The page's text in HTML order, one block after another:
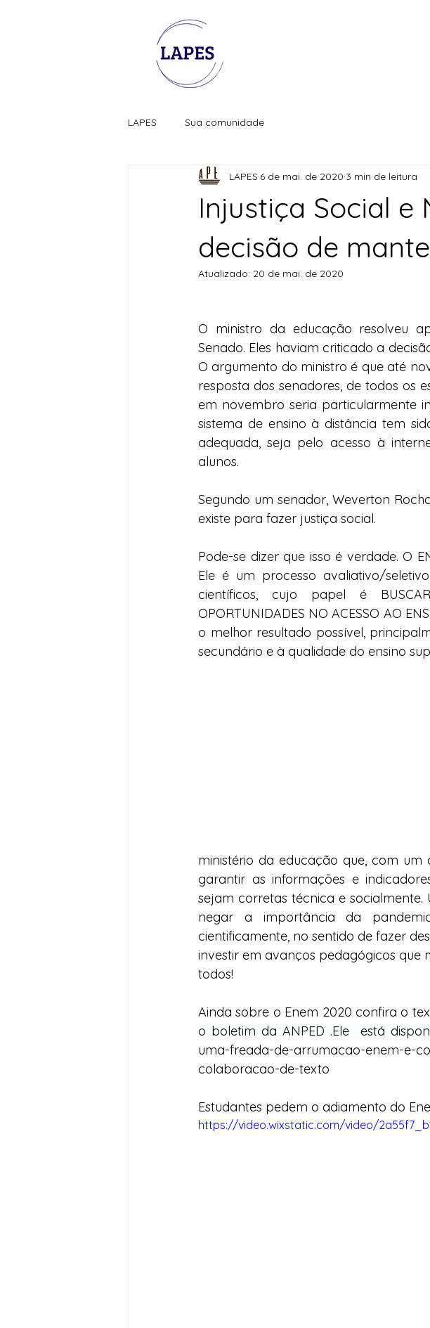
LAPES Sua comunidade
Injustiça Social e
decisão de
LAPES 6 de mai. de 2020 3 min de leitura
Atualizado: 20 de mai. de 2020
O ministro da educação resolveu
Senado. Eles haviam criticado a
O argumento do ministro é que até
resposta dos senadores, de todos os
em novembro seria particularmente
sistema de ensino à distância tem
adequada, seja pelo acesso à
alunos.
Segundo um senador, Weverton
existe para fazer justiça social.
Pode-se dizer que isso é verdade. O
Ele é um processo avaliativo/
científicos, cujo papel é
OPORTUNIDADES NO ACESSO AO
o melhor resultado possível,
secundário e à qualidade do ensino
ministério da educação que, com
garantir as informações e
sejam corretas técnica e
negar a importância da
cientificamente, no sentido de fazer
investir em avanços pedagógicos que
todos!
Ainda sobre o Enem 2020 confira o
o boletim da ANPED .Ele  está
uma-freada-de-arrumacao-enem-e-
colaboracao-de-texto
Estudantes pedem o adiamento do
https://video.wixstatic.com/video/